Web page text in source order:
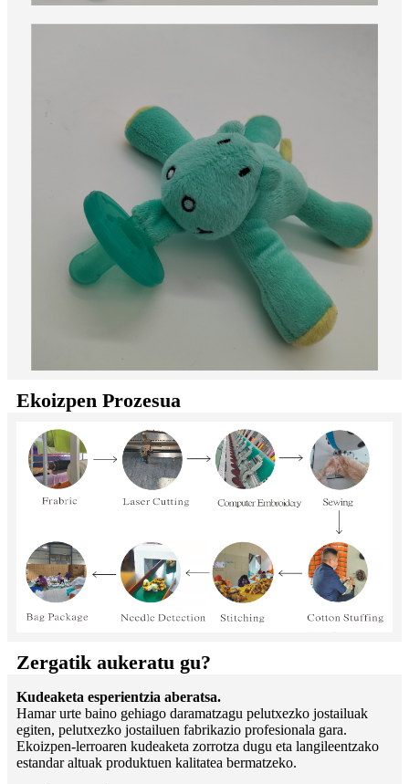
Ekoizpen Prozesua
Zergatik aukeratu gu?
Kudeaketa esperientzia aberatsa.
Hamar urte baino gehiago daramatzagu pelutxezko jostailuak
egiten, pelutxezko jostailuen fabrikazio profesionala gara.
Ekoizpen-lerroaren kudeaketa zorrotza dugu eta langileentzako
estandar altuak produktuen kalitatea bermatzeko.